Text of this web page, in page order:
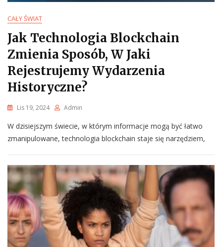
CAŁY ŚWIAT
Jak Technologia Blockchain
Zmienia Sposób, W Jaki
Rejestrujemy Wydarzenia
Historyczne?
Lis 19, 2024 Admin
W dzisiejszym świecie, w którym informacje mogą być łatwo
zmanipulowane, technologia blockchain staje się narzędziem,